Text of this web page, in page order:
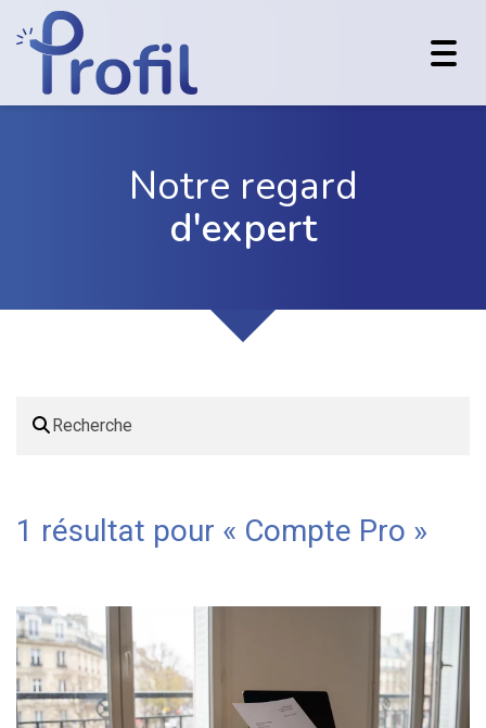
Notre regard
d'expert
1 résultat pour « Compte Pro »